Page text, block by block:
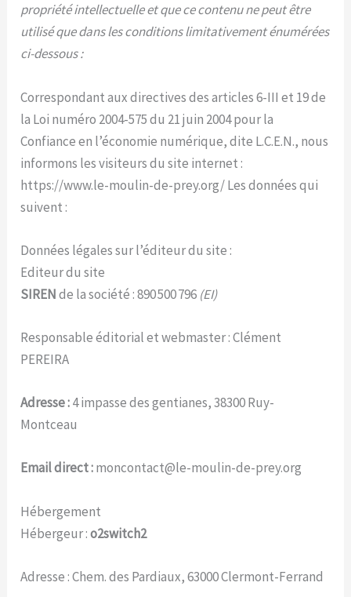
propriété intellectuelle et que ce contenu ne peut être
utilisé que dans les conditions limitativement énumérées
ci-dessous :
Correspondant aux directives des articles 6-III et 19 de
la Loi numéro 2004-575 du 21 juin 2004 pour la
Confiance en l’économie numérique, dite L.C.E.N., nous
informons les visiteurs du site internet :
https://www.le-moulin-de-prey.org/ Les données qui
suivent :
Données légales sur l’éditeur du site :
Editeur du site
SIRENde la société : 890 500 796 (EI)
Responsable éditorial et webmaster : Clément
PEREIRA
Adresse :4 impasse des gentianes, 38300 Ruy-
Montceau
Email direct :moncontact@le-moulin-de-prey.org
Hébergement
Hébergeur :o2switch2
Adresse : Chem. des Pardiaux, 63000 Clermont-Ferrand